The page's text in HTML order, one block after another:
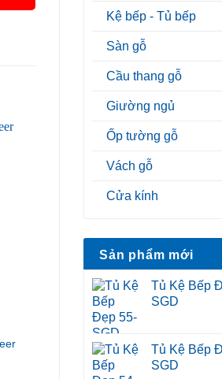
Kệ bếp - Tủ bếp
Sàn gỗ
Cầu thang gỗ
Giường ngủ
Ốp tường gỗ
Vách gỗ
Cửa kính
Sản phẩm mới
Tủ Kệ Bếp
SGD
Tủ Kệ Bếp
SGD